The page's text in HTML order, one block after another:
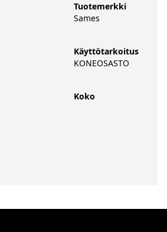
Tuotemerkki
Sames
Käyttötarkoitus
KONEOSASTO
Koko